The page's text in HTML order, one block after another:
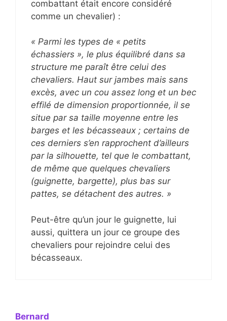
combattant était encore considéré
comme un chevalier) :
« Parmi les types de « petits
échassiers », le plus équilibré dans sa
structure me paraît être celui des
chevaliers. Haut sur jambes mais sans
excès, avec un cou assez long et un bec
effilé de dimension proportionnée, il se
situe par sa taille moyenne entre les
barges et les bécasseaux ; certains de
ces derniers s’en rapprochent d’ailleurs
par la silhouette, tel que le combattant,
de même que quelques chevaliers
(guignette, bargette), plus bas sur
pattes, se détachent des autres. »
Peut-être qu’un jour le guignette, lui
aussi, quittera un jour ce groupe des
chevaliers pour rejoindre celui des
bécasseaux.
Bernard